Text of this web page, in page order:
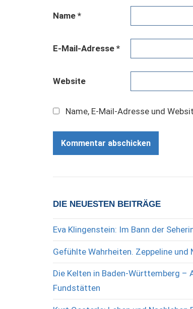
Name *
E-Mail-Adresse *
Website
Name, E-Mail-Adresse und
DIE NEUESTEN BEITRÄGE
Eva Klingenstein: Im Bann der
Gefühlte Wahrheiten. Zeppeline
Die Kelten in Baden-Württemberg –
Fundstätten